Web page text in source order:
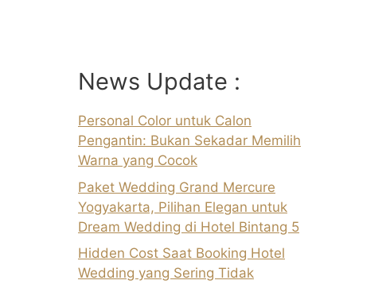
News Update :
Personal Color untuk Calon
Pengantin: Bukan Sekadar Memilih
Warna yang Cocok
Paket Wedding Grand Mercure
Yogyakarta, Pilihan Elegan untuk
Dream Wedding di Hotel Bintang 5
Hidden Cost Saat Booking Hotel
Wedding yang Sering Tidak